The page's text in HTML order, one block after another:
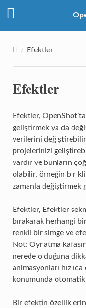
Efektler
Efektler
Efektler,
geliştirmek ya da
verilerini
projelerinizi
vardır ve bunların
olabilir, örneğin bir
zamanla değiştirmek
Efektler, Efektler
bırakarak herhangi
renkli bir simge ve
Not: Oynatma
nerede olduğuna
animasyonları
konumunda
Bir efektin